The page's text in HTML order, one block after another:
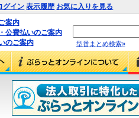
グイン 表示履歴 お気に入りを見る
案内
公費払いのご案内
のご案内
型番まとめ検索»